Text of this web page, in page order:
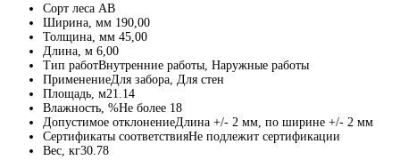
Сорт леса АВ
Ширина, мм 190,00
Толщина, мм 45,00
Длина, м 6,00
Тип работВнутренние работы, Наружные работы
ПрименениеДля забора, Для стен
Площадь, м21.14
Влажность, %Не более 18
Допустимое отклонениеДлина +/- 2 мм, по ширине +/- 2 мм
Сертификаты соответствияНе подлежит сертификации
Вес, кг30.78